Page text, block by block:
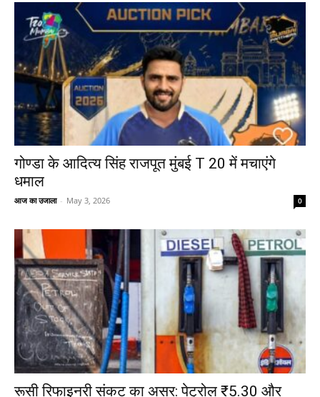
गोण्डा के आदित्य सिंह राजपूत मुंबई T 20 में मचाएंगे
धमाल
आज का उजाला - May 3, 2026 0
रूसी रिफाइनरी संकट का असर: पेट्रोल ₹5.30 और